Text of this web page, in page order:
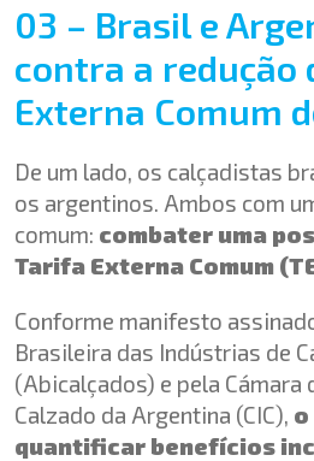
03 – Brasil e
contra a redução
Externa Comum
De um lado, os calçadistas
os argentinos. Ambos com
comum: combater uma
Tarifa Externa Comum
Conforme manifesto
Brasileira das Indústrias de
(Abicalçados) e pela Cámara
Calzado da Argentina (CIC), o
quantificar benefícios